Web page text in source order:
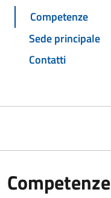
Competenze
Sede principale
Contatti
Competenze